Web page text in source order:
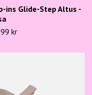
ins Glide-Step Altus -
kr